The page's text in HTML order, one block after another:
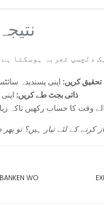
تحقیق کریں: اپنی پسندیدہ
ذاتی بجٹ طے کریں:
WO